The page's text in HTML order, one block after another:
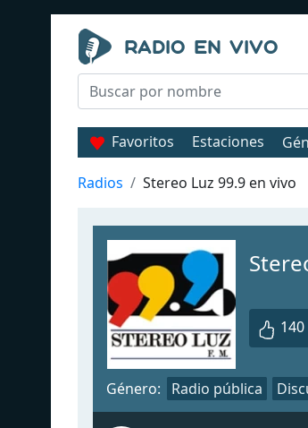
Favoritos Estaciones
Radios Stereo Luz 99.9 en vivo
140
Género: Radio pública